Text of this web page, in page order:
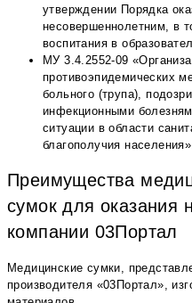
утверждении Порядка
несовершеннолетним, в
воспитания в
МУ 3.4.2552-09
противоэпидемических
больного (трупа),
инфекционными
ситуации в области
благополучия населения».
Преимущества
сумок для оказания
компании 03Портал
Медицинские сумки,
производителя «03Портал»,